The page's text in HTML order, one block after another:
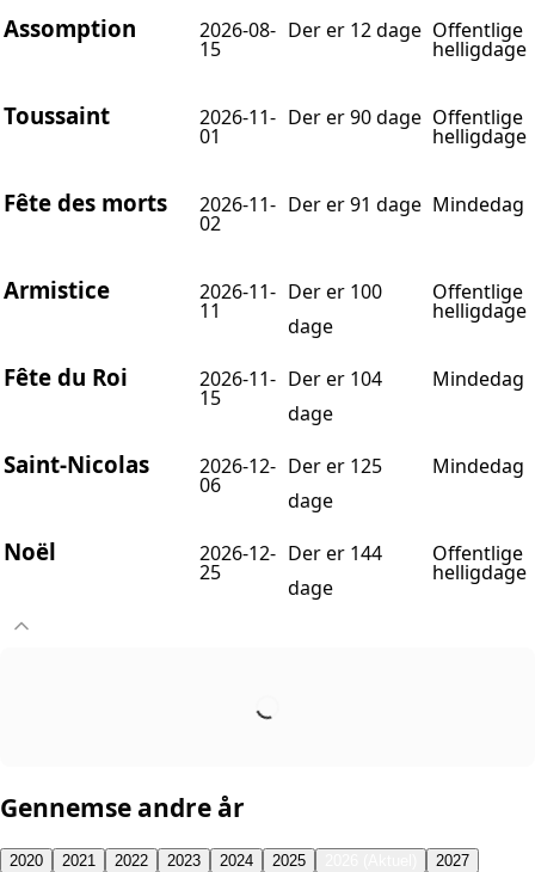
Assomption 2026-08-
15
Der er 12 dage Offentlige
helligdage
Toussaint 2026-11-
01
Der er 90 dage Offentlige
helligdage
Fête des morts 2026-11-
02
Der er 91 dage Mindedag
Armistice 2026-11-
11
Der er 100
dage
Offentlige
helligdage
Fête du Roi 2026-11-
15
Der er 104
dage
Mindedag
Saint-Nicolas 2026-12-
06
Der er 125
dage
Mindedag
Noël 2026-12-
25
Der er 144
dage
Offentlige
helligdage
Gennemse andre år
2020 2021 2022 2023 2024 2025 2027